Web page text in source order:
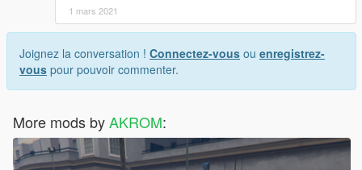
1 mars 2021
Joignez la conversation ! Connectez-vous ou enregistrez-
vous pour pouvoir commenter.
More mods byAKROM: